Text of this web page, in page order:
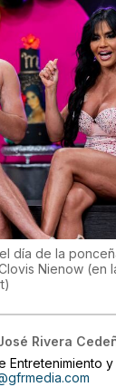
día de la
Nienow (en
)
Rivera
Entretenimiento